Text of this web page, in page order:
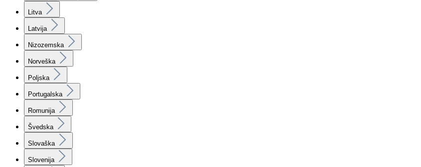
Litva
Latvija
Nizozemska
Norveška
Poljska
Portugalska
Romunija
Švedska
Slovaška
Slovenija